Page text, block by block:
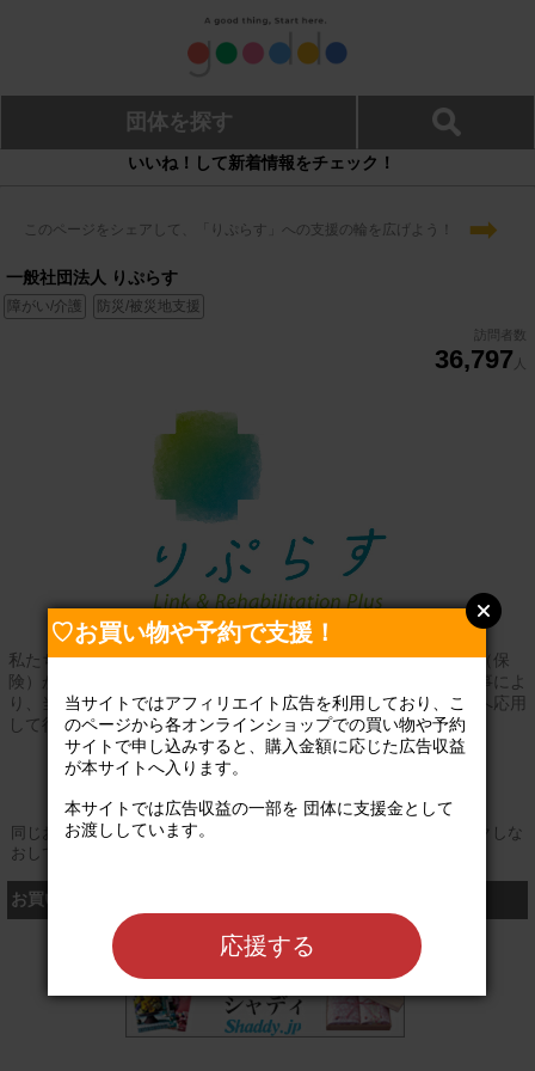
団体を探す
いいね！して新着情報をチェック！
このページをシェアして、「りぷらす」への支援の輪を広げよう！ ➡
一般社団法人 りぷらす
障がい/介護 防災/被災地支援
訪問者数
36,797 人
私たちは、日本で最も要介護者が悪化している石巻にて、介護（保
険）からの卒業を目指し活動しています。この課題を解決する事によ
り、当事者・家族・企業の持続可能性を高め、必要とする地域へ応用
して行きます。
同じお買い物やお申し込みを複数回行う場合は、そのたびにクリックしな
おしてください
お買い物するなら、こちら
シャディ
♡お買い物や予約で支援！
当サイトではアフィリエイト広告を利用しており、こ
のページから各オンラインショップでの買い物や予約
サイトで申し込みすると、購入金額に応じた広告収益
が本サイトへ入ります。
本サイトでは広告収益の一部を 団体に支援金として
お渡ししています。
応援する